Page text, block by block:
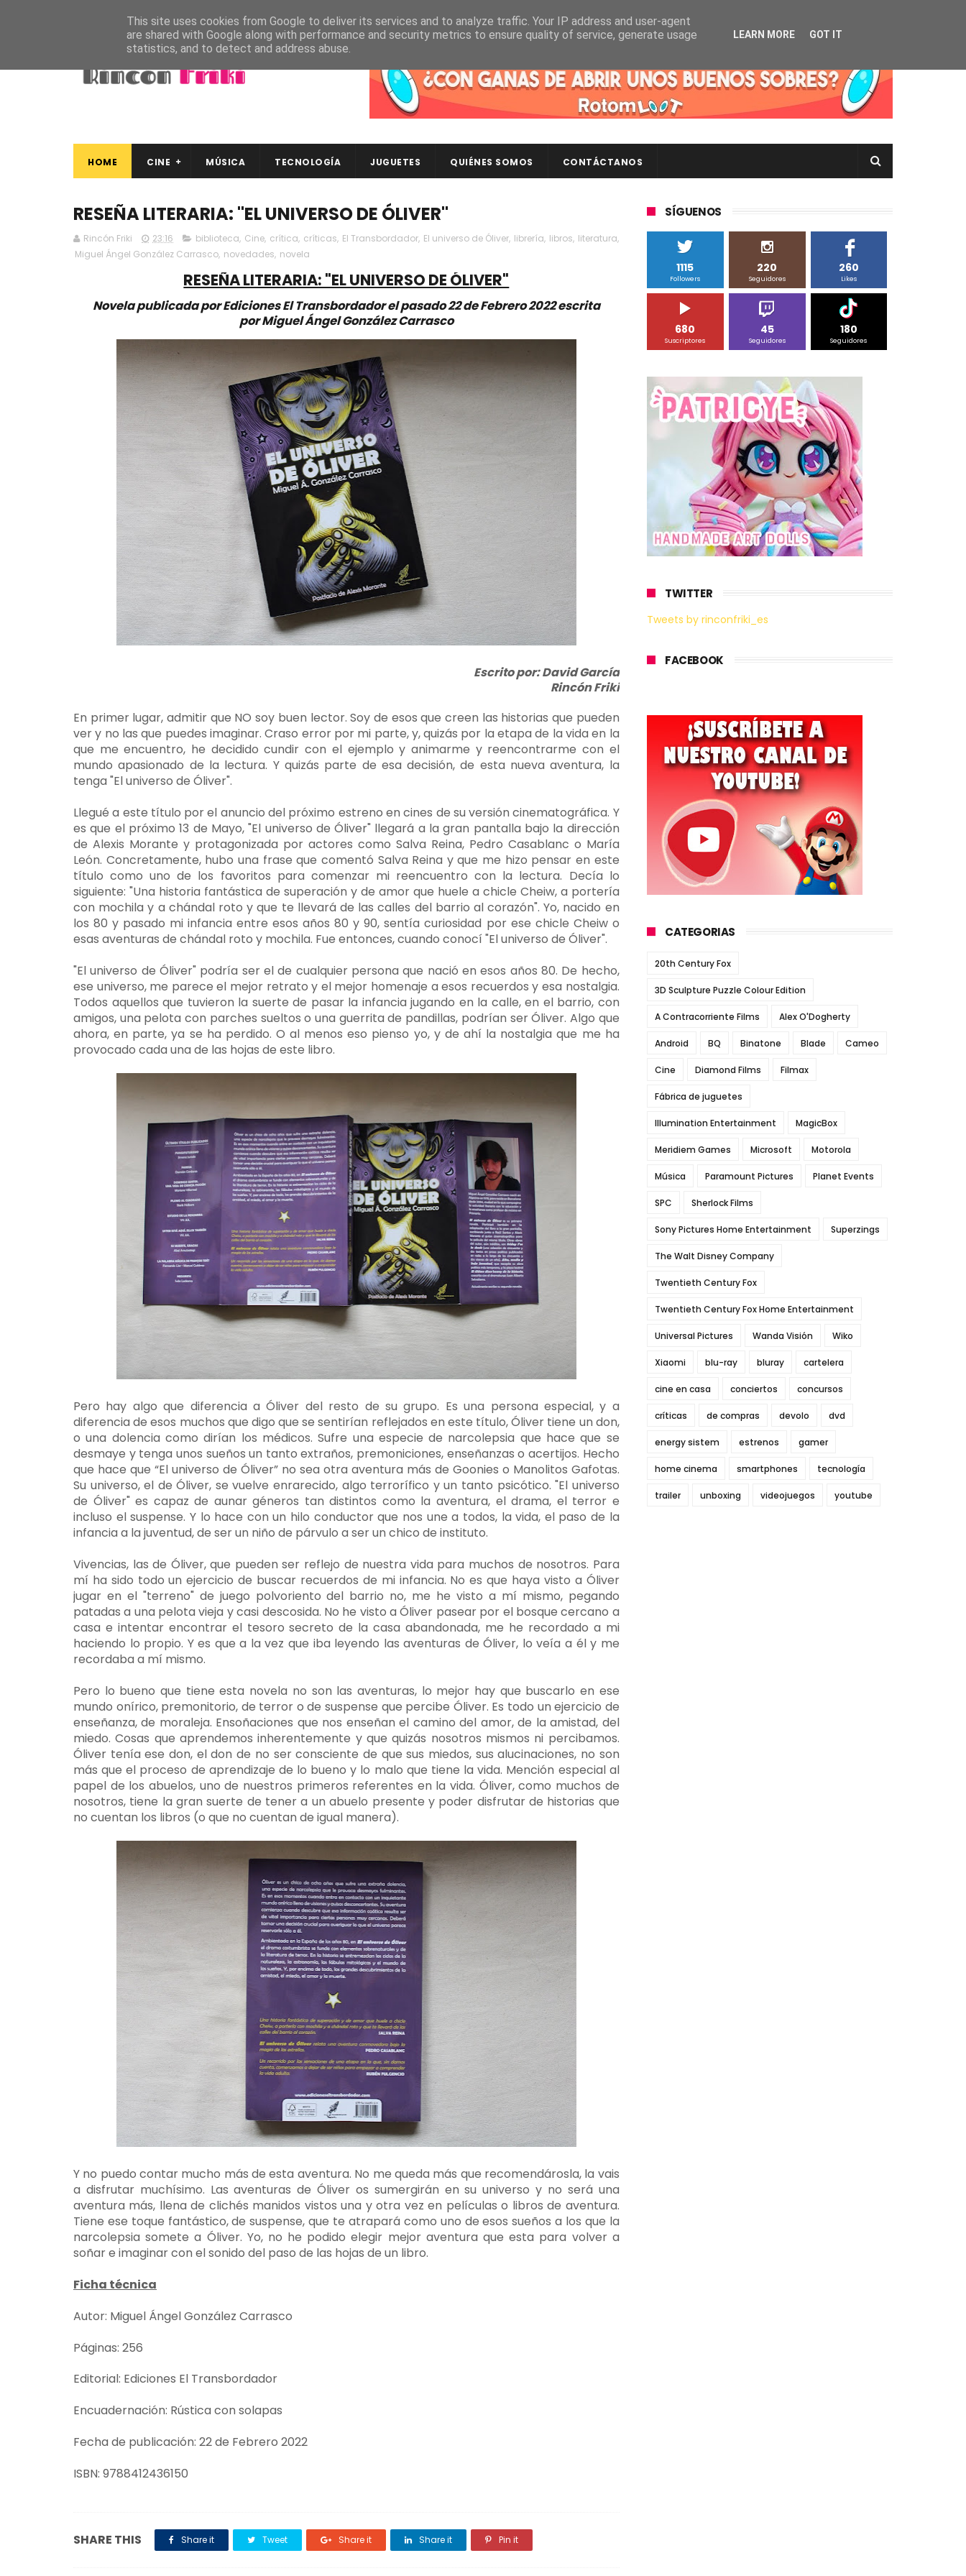
HOME CINE MÚSICA TECNOLOGÍA JUGUETES QUIÉNES SOMOS CONTÁCTANOS
RESEÑA LITERARIA: "EL UNIVERSO DE ÓLIVER"
Rincón Friki 23:16 biblioteca, Cine, crítica, críticas, El Transbordador, El universo de Óliver, librería, libros, literatura,
Miguel Ángel González Carrasco, novedades, novela
RESEÑA LITERARIA: "EL UNIVERSO DE ÓLIVER"
Novela publicada por Ediciones El Transbordador el pasado 22 de Febrero 2022 escrita
por Miguel Ángel González Carrasco
Escrito por: David García
Rincón Friki
En primer lugar, admitir que NO soy buen lector. Soy de esos que creen las historias que pueden
ver y no las que puedes imaginar. Craso error por mi parte, y, quizás por la etapa de la vida en la
que me encuentro, he decidido cundir con el ejemplo y animarme y reencontrarme con el
mundo apasionado de la lectura. Y quizás parte de esa decisión, de esta nueva aventura, la
tenga "El universo de Óliver".
Llegué a este título por el anuncio del próximo estreno en cines de su versión cinematográfica. Y
es que el próximo 13 de Mayo, "El universo de Óliver" llegará a la gran pantalla bajo la dirección
de Alexis Morante y protagonizada por actores como Salva Reina, Pedro Casablanc o María
León. Concretamente, hubo una frase que comentó Salva Reina y que me hizo pensar en este
título como uno de los favoritos para comenzar mi reencuentro con la lectura. Decía lo
siguiente: "Una historia fantástica de superación y de amor que huele a chicle Cheiw, a portería
con mochila y a chándal roto y que te llevará de las calles del barrio al corazón". Yo, nacido en
los 80 y pasado mi infancia entre esos años 80 y 90, sentía curiosidad por ese chicle Cheiw o
esas aventuras de chándal roto y mochila. Fue entonces, cuando conocí "El universo de Óliver".
"El universo de Óliver" podría ser el de cualquier persona que nació en esos años 80. De hecho,
ese universo, me parece el mejor retrato y el mejor homenaje a esos recuerdos y esa nostalgia.
Todos aquellos que tuvieron la suerte de pasar la infancia jugando en la calle, en el barrio, con
amigos, una pelota con parches sueltos o una guerrita de pandillas, podrían ser Óliver. Algo que
ahora, en parte, ya se ha perdido. O al menos eso pienso yo, y de ahí la nostalgia que me ha
provocado cada una de las hojas de este libro.
Pero hay algo que diferencia a Óliver del resto de su grupo. Es una persona especial, y a
diferencia de esos muchos que digo que se sentirían reflejados en este título, Óliver tiene un don,
o una dolencia como dirían los médicos. Sufre una especie de narcolepsia que hace que se
desmaye y tenga unos sueños un tanto extraños, premoniciones, enseñanzas o acertijos. Hecho
que hace que “El universo de Óliver” no sea otra aventura más de Goonies o Manolitos Gafotas.
Su universo, el de Óliver, se vuelve enrarecido, algo terrorífico y un tanto psicótico. "El universo
de Óliver" es capaz de aunar géneros tan distintos como la aventura, el drama, el terror e
incluso el suspense. Y lo hace con un hilo conductor que nos une a todos, la vida, el paso de la
infancia a la juventud, de ser un niño de párvulo a ser un chico de instituto.
Vivencias, las de Óliver, que pueden ser reflejo de nuestra vida para muchos de nosotros. Para
mí ha sido todo un ejercicio de buscar recuerdos de mi infancia. No es que haya visto a Óliver
jugar en el "terreno" de juego polvoriento del barrio no, me he visto a mí mismo, pegando
patadas a una pelota vieja y casi descosida. No he visto a Óliver pasear por el bosque cercano a
casa e intentar encontrar el tesoro secreto de la casa abandonada, me he recordado a mi
haciendo lo propio. Y es que a la vez que iba leyendo las aventuras de Óliver, lo veía a él y me
recordaba a mí mismo.
Pero lo bueno que tiene esta novela no son las aventuras, lo mejor hay que buscarlo en ese
mundo onírico, premonitorio, de terror o de suspense que percibe Óliver. Es todo un ejercicio de
enseñanza, de moraleja. Ensoñaciones que nos enseñan el camino del amor, de la amistad, del
miedo. Cosas que aprendemos inherentemente y que quizás nosotros mismos ni percibamos.
Óliver tenía ese don, el don de no ser consciente de que sus miedos, sus alucinaciones, no son
más que el proceso de aprendizaje de lo bueno y lo malo que tiene la vida. Mención especial al
papel de los abuelos, uno de nuestros primeros referentes en la vida. Óliver, como muchos de
nosotros, tiene la gran suerte de tener a un abuelo presente y poder disfrutar de historias que
no cuentan los libros (o que no cuentan de igual manera).
Y no puedo contar mucho más de esta aventura. No me queda más que recomendárosla, la vais
a disfrutar muchísimo. Las aventuras de Óliver os sumergirán en su universo y no será una
aventura más, llena de clichés manidos vistos una y otra vez en películas o libros de aventura.
Tiene ese toque fantástico, de suspense, que te atrapará como uno de esos sueños a los que la
narcolepsia somete a Óliver. Yo, no he podido elegir mejor aventura que esta para volver a
soñar e imaginar con el sonido del paso de las hojas de un libro.
Ficha técnica
Autor: Miguel Ángel González Carrasco
Páginas: 256
Editorial: Ediciones El Transbordador
Encuadernación: Rústica con solapas
Fecha de publicación: 22 de Febrero 2022
ISBN: 9788412436150
SHARE THIS Share it Tweet Share it Share it Pin it
SÍGUENOS
1115
Followers
220
Seguidores
260
Likes
680
Suscriptores
45
Seguidores
180
Seguidores
TWITTER
Tweets by rinconfriki_es
FACEBOOK
CATEGORIAS
20th Century Fox
3D Sculpture Puzzle Colour Edition
A Contracorriente Films Alex O'Dogherty
Android BQ Binatone Blade Cameo
Cine Diamond Films Filmax
Fábrica de juguetes
Illumination Entertainment MagicBox
Meridiem Games Microsoft Motorola
Música Paramount Pictures Planet Events
SPC Sherlock Films
Sony Pictures Home Entertainment Superzings
The Walt Disney Company
Twentieth Century Fox
Twentieth Century Fox Home Entertainment
Universal Pictures Wanda Visión Wiko
Xiaomi blu-ray bluray cartelera
cine en casa conciertos concursos
críticas de compras devolo dvd
energy sistem estrenos gamer
home cinema smartphones tecnología
trailer unboxing videojuegos youtube
This site uses cookies from Google to deliver its services and to analyze traffic. Your IP address and user-agent
are shared with Google along with performance and security metrics to ensure quality of service, generate usage
statistics, and to detect and address abuse.
LEARN MORE GOT IT